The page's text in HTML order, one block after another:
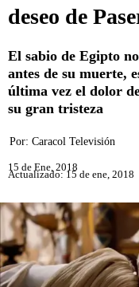
deseo de
El sabio de Egipto
antes de su muerte,
última vez el dolor
su gran tristeza
Por: Caracol Televisión
15 de Ene, 2018
Actualizado: 15 de ene, 2018